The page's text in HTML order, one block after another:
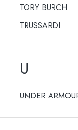
TORY BURCH
TRUSSARDI
U
UNDER